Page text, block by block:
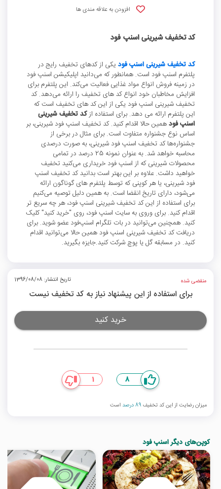
افزودن به علاقه مندی ها
کد تخفیف شیرینی اسنپ فود
کد تخفیف شیرینی اسنپ فودیکی از کدهای تخفیف رایج در
پلتفرم اسنپ فود است. همانطور که می‌دانید اپلیکیشن اسنپ فود
در زمینه فروش انواع مواد غذایی فعالیت می‌کند. این پلتفرم برای
افزایش مخاطبان خود انواع کد های تخفیف را ارائه می‌دهد. کد
تخفیف شیرینی اسنپ فود یکی از این کد های تخفیف است که
این پلتفرم ارائه می دهد. برای استفاده ازکد تخفیف شیرینی
اسنپ فودهمین حالا اقدام کنید. کد تخفیف اسنپ فود شیرینی، بر
اساس نوع جشنواره متفاوت است. برای مثال در برخی از
جشنواره‌ها کد تخفیف اسنپ فود شیرینی، به صورت درصدی
محاسبه خواهد شد. به عنوان نمونه 25 درصد در تمامی
محصولات شیرینی که از اسنپ فود خریداری می‌کنید تخفیف
خواهید داشت. علاوه بر این بهتر است بدانید کد تخفیف اسنپ
فود شیرینی، یا هر کوپنی که توسط پلتفرم های گوناگون ارائه
می‌شود، دارای تاریخ انقضا است. به همین دلیل توصیه می‌کنیم
برای استفاده از این کد تخفیف شیرینی اسنپ فود، هر چه سریع تر
اقدام کنید. برای وروی به سایت اسنپ فود، روی "خرید کنید" کلیک
کنید. همچنین می‌توانید در بات تلگرام اسنپ‌فود عضو شوید. برای
دریافت کد تخفیف شیرینی اسنپ فود همین حالا می‌توانید اقدام
کنید. در مسابقه گل یا پوچ شرکت کنید.جایزه بگیرید.
منقضی شده تاریخ انتشار: 1396/08/08
برای استفاده از این پیشنهاد نیاز به کد تخفیف نیست
خرید کنید
8
1
میزان رضایت از این کد تخفیف 89 درصد است
کوپن‌های دیگر اسنپ فود